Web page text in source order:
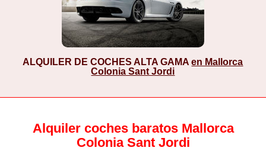
ALQUILER DE COCHES ALTA GAMAen Mallorca
Colonia Sant Jordi
Alquiler coches baratos Mallorca
Colonia Sant Jordi